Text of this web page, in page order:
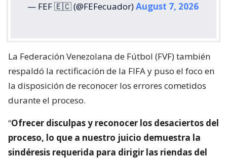
— FEF 🇪🇨 (@FEFecuador)August 7, 2026
La Federación Venezolana de Fútbol (FVF) también
respaldó la rectificación de la FIFA y puso el foco en
la disposición de reconocer los errores cometidos
durante el proceso.
“Ofrecer disculpas y reconocer los desaciertos del
proceso, lo que a nuestro juicio demuestra la
sindéresis requerida para dirigir las riendas del